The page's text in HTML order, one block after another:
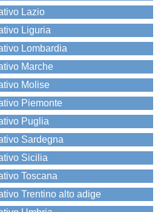
Lazio
Liguria
Lombardia
Marche
Molise
Piemonte
Puglia
Sardegna
Sicilia
Toscana
Trentino alto adige